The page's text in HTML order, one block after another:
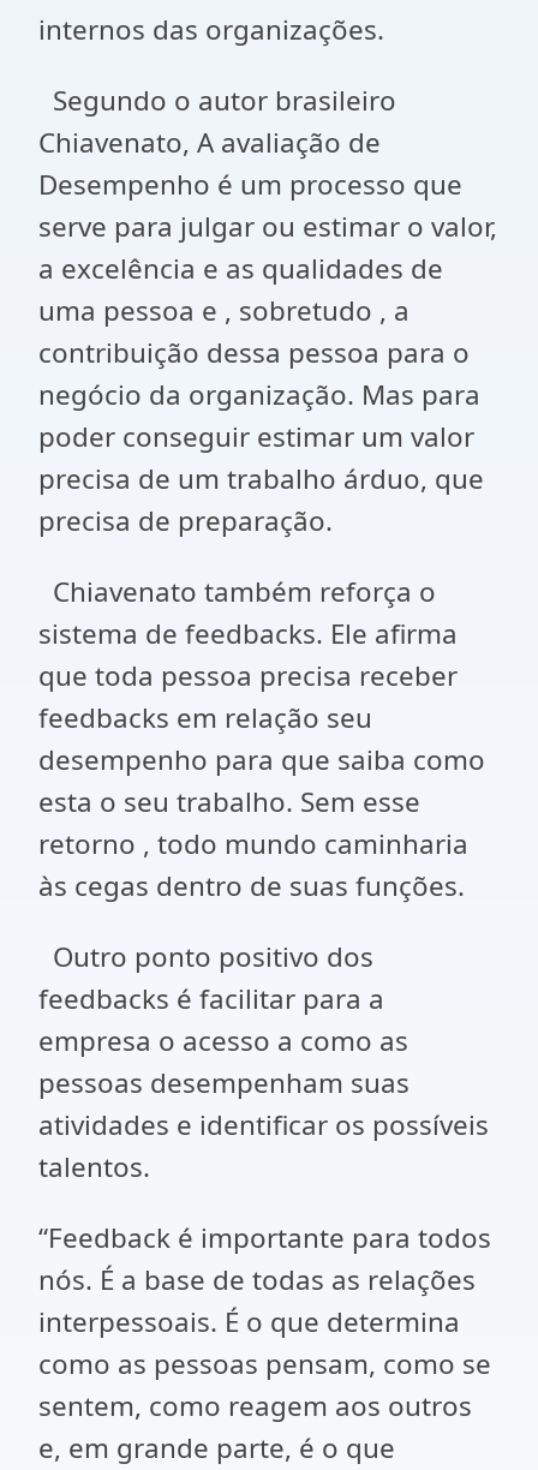
internos das organizações.
Segundo o autor brasileiro
Chiavenato, A avaliação de
Desempenho é um processo que
serve para julgar ou estimar o valor,
a excelência e as qualidades de
uma pessoa e , sobretudo , a
contribuição dessa pessoa para o
negócio da organização. Mas para
poder conseguir estimar um valor
precisa de um trabalho árduo, que
precisa de preparação.
Chiavenato também reforça o
sistema de feedbacks. Ele afirma
que toda pessoa precisa receber
feedbacks em relação seu
desempenho para que saiba como
esta o seu trabalho. Sem esse
retorno , todo mundo caminharia
às cegas dentro de suas funções.
Outro ponto positivo dos
feedbacks é facilitar para a
empresa o acesso a como as
pessoas desempenham suas
atividades e identificar os possíveis
talentos.
“Feedback é importante para todos
nós. É a base de todas as relações
interpessoais. É o que determina
como as pessoas pensam, como se
sentem, como reagem aos outros
e, em grande parte, é o que